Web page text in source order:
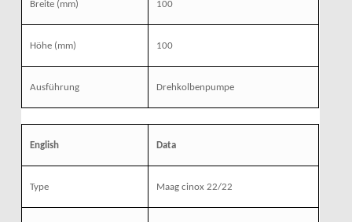
Breite (mm) 100
Höhe (mm) 100
Ausführung Drehkolbenpumpe
English Data
Type Maag cinox 22/22